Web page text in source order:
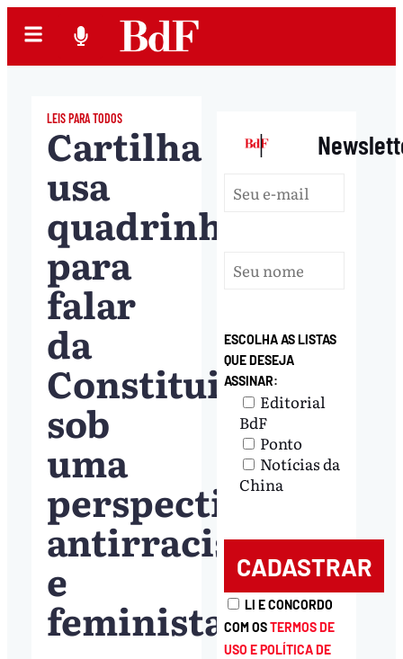
LEIS PARA TODOS
Cartilha
usa
quadrinhos
para
falar
da
Constituição
sob
uma
perspectiva
antirracista
e
feminista
|
ESCOLHA AS LISTAS
QUE DESEJA
ASSINAR:
Editorial
BdF
Ponto
Notícias da
China
LI E CONCORDO
COM OSTERMOS DE
USO E POLÍTICA DE